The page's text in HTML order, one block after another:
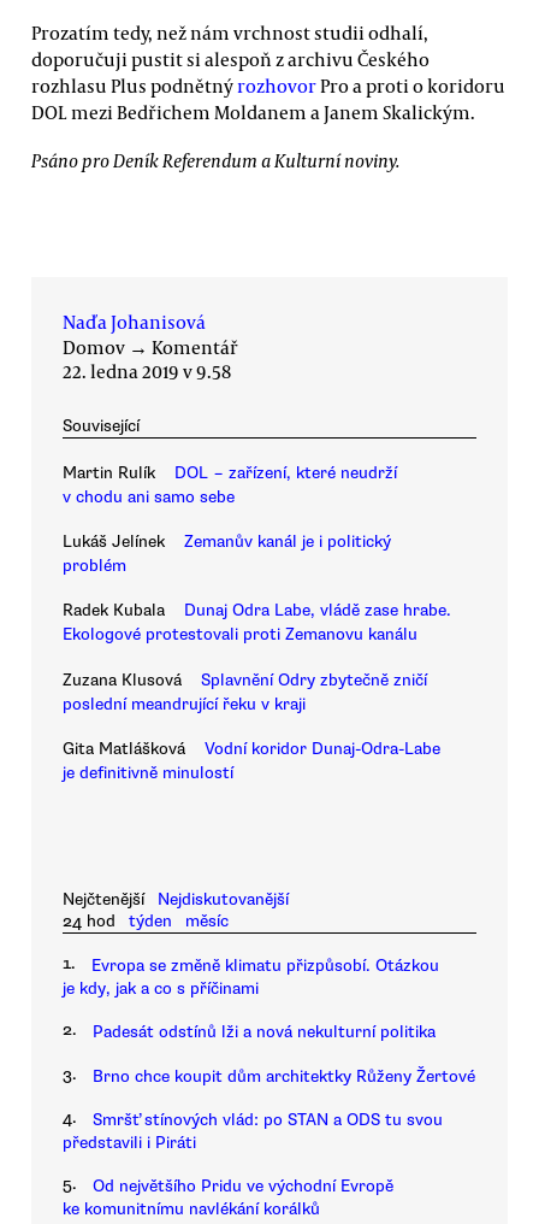
Prozatím tedy, než nám vrchnost studii odhalí,
doporučuji pustit si alespoň z archivu Českého
rozhlasu Plus podnětnýrozhovorPro a proti o koridoru
DOL mezi Bedřichem Moldanem a Janem Skalickým.
Psáno pro Deník Referendum a Kulturní noviny.
Naďa Johanisová
Domov → Komentář
22. ledna 2019 v 9.58
Související
Martin Rulík
DOL − zařízení, které neudrží
v chodu ani samo sebe
Lukáš Jelínek
Zemanův kanál je i politický
problém
Radek Kubala
Dunaj Odra Labe, vládě zase hrabe.
Ekologové protestovali proti Zemanovu kanálu
Zuzana Klusová
Splavnění Odry zbytečně zničí
poslední meandrující řeku v kraji
Gita Matlášková
Vodní koridor Dunaj-Odra-Labe
je definitivně minulostí
Nejčtenější
Nejdiskutovanější
24 hod
týden měsíc
1.
Evropa se změně klimatu přizpůsobí. Otázkou
je kdy, jak a co s příčinami
2. Padesát odstínů lži a nová nekulturní politika
3. Brno chce koupit dům architektky Růženy Žertové
4.
Smršť stínových vlád: po STAN a ODS tu svou
představili i Piráti
5.
Od největšího Pridu ve východní Evropě
ke komunitnímu navlékání korálků